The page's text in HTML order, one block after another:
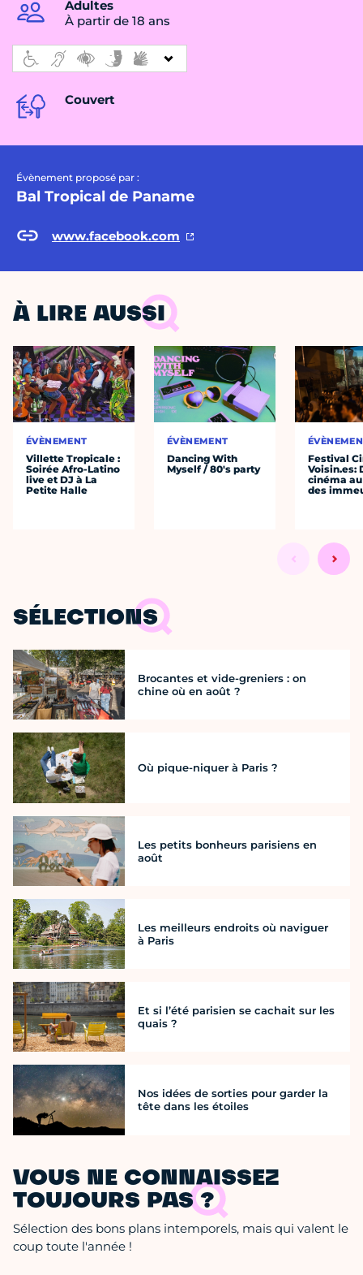
Adultes
À partir de 18 ans
Couvert
Évènement proposé par :
Bal Tropical de Paname
www.facebook.com
À LIRE AUSSI
ÉVÈNEMENT
Villette Tropicale :
Soirée Afro-Latino
live et DJ à La
Petite Halle
ÉVÈNEMENT
Dancing With
Myself / 80's party
Festival
Voisin.es:
cinéma
des
SÉLECTIONS
Brocantes et vide-greniers : on
chine où en août ?
Où pique-niquer à Paris ?
Les petits bonheurs parisiens en
août
Les meilleurs endroits où naviguer
à Paris
Et si l’été parisien se cachait sur les
quais ?
Nos idées de sorties pour garder la
tête dans les étoiles
VOUS NE CONNAISSEZ
TOUJOURS PAS ?
Sélection des bons plans intemporels, mais qui valent le
coup toute l'année !